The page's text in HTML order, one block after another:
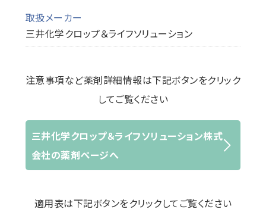
取扱メーカー
三井化学クロップ＆ライフソリューション
注意事項など薬剤詳細情報は下記ボタンをクリック
してご覧ください
三井化学クロップ＆ライフソリューション株式
会社の薬剤ページへ
適用表は下記ボタンをクリックしてご覧ください